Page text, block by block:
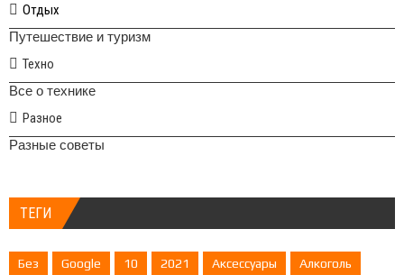
Отдых
Путешествие и туризм
Техно
Все о технике
Разное
Разные советы
ТЕГИ
Без Google 10 2021 Аксессуары Алкоголь